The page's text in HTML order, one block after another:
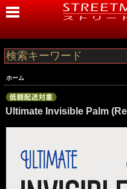
ホーム
Ultimate Invisible Palm